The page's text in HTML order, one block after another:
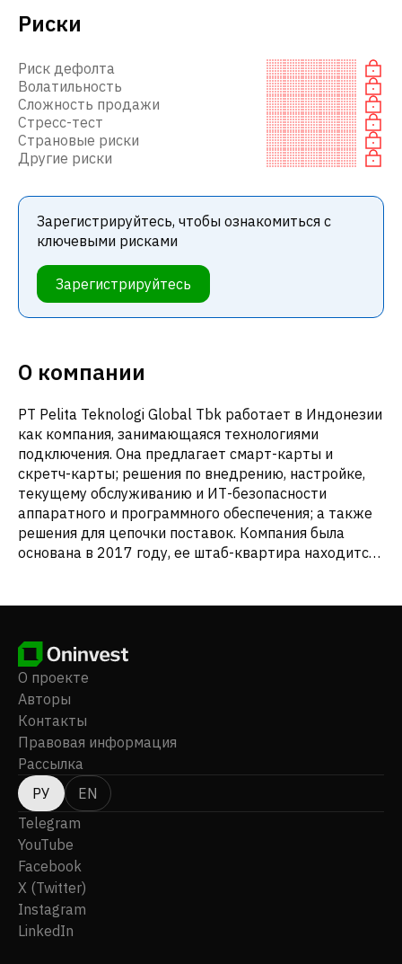
Риски
Риск дефолта
Волатильность
Сложность продажи
Стресс-тест
Страновые риски
Другие риски
Зарегистрируйтесь, чтобы ознакомиться с
ключевыми рисками
Зарегистрируйтесь
О компании
PT Pelita Teknologi Global Tbk работает в Индонезии
как компания, занимающаяся технологиями
подключения. Она предлагает смарт-карты и
скретч-карты; решения по внедрению, настройке,
текущему обслуживанию и ИТ-безопасности
аппаратного и программного обеспечения; а также
решения для цепочки поставок. Компания была
основана в 2017 году, ее штаб-квартира находится
Berkat Jaya.
О проекте
Авторы
Контакты
Правовая информация
Рассылка
РУ
EN
Telegram
YouTube
Facebook
X (Twitter)
Instagram
LinkedIn